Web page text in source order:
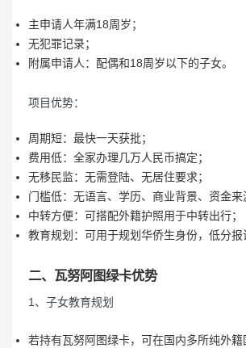
主申请人年满18周岁；
无犯罪记录；
附属申请人：配偶和18周岁以下的子女。
项目优势：
周期短：最快一天获批；
费用低：全家办理几万人民币搞定；
无移民监：无需登陆、无居住要求；
门槛低：无语言、学历、商业背景、资金来
中转方便：可搭配外籍护照用于中转出行；
教育规划：可用于规划华侨生身份，低分报
二、瓦努阿图绿卡优势
1、子女教育规划
若持有瓦努阿图绿卡，可在国内多所纯外